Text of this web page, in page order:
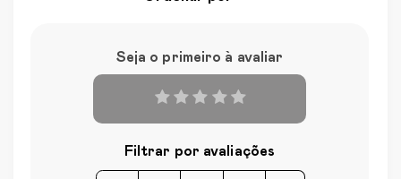
Seja o primeiro à avaliar
Filtrar por avaliações